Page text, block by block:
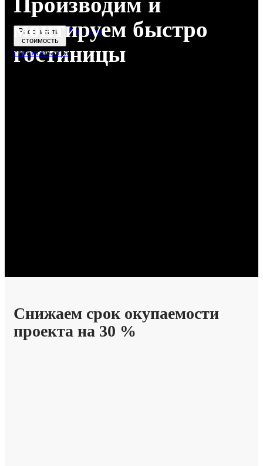
гостиницы
Производим и
монтируем быстро
Рассчитать
стоимость
Процесс
строительства
Снижаем срок окупаемости
проекта на 30 %